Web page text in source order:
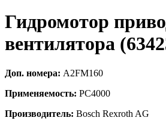
Гидромотор
вентилятора
Доп. номера: A2FM160
Применяемость: PC4000
Производитель: Bosch Rexroth AG